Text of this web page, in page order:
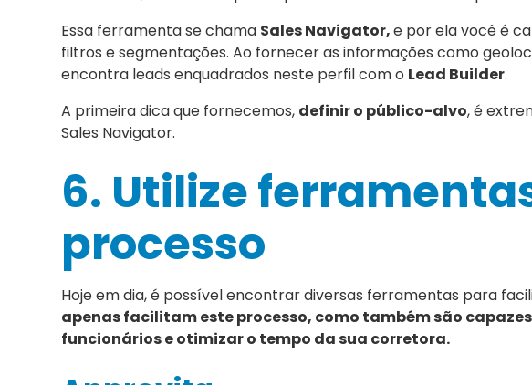
Essa ferramenta se chama Sales Navigator,e por ela você é
filtros e segmentações. Ao fornecer as informações como
encontra leads enquadrados neste perfil com o Lead Builder.
A primeira dica que fornecemos, definir o público-alvo, é
Sales Navigator.
6. Utilize
processo
Hoje em dia, é possível encontrar diversas ferramentas para
apenas facilitam este processo, como também são
funcionários e otimizar o tempo da sua corretora.